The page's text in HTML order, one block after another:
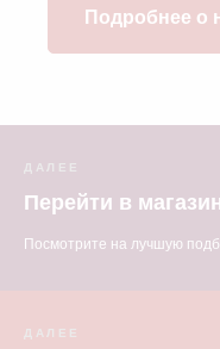
Подробнее о
ДАЛЕЕ
Перейти в
Посмотрите на лучшую
ДАЛЕЕ